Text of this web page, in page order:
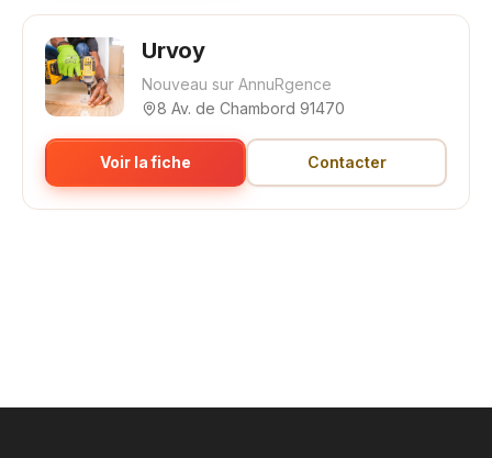
Urvoy
Nouveau sur AnnuRgence
8 Av. de Chambord 91470
Voir la fiche Contacter